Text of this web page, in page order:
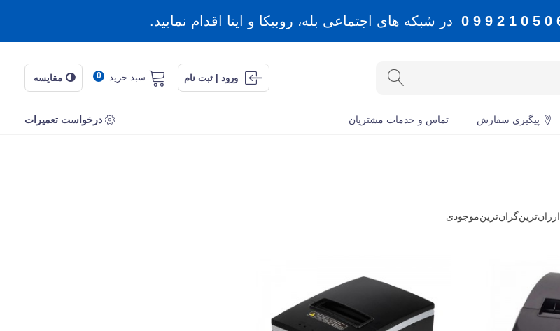
در شبکه های اجتماعی بله، روبیکا و ایتا اقدام نمایید.
ورود | ثبت نام 0 سبد خرید مقایسه
پیگیری سفارش تماس و خدمات مشتریان درخواست تعمیرات
ارزان‌ترینگران‌ترینموجودی